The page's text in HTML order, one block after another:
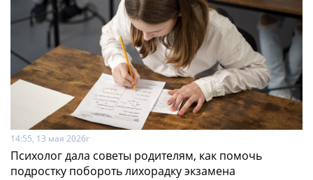
14:55, 13 мая 2026г
Психолог дала советы родителям, как помочь
подростку побороть лихорадку экзамена